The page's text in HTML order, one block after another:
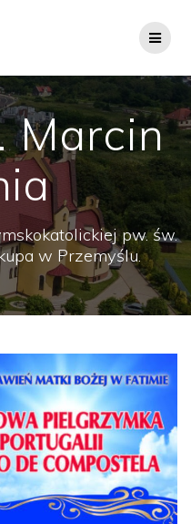
Marcin
pw. św.
w Przemyślu.